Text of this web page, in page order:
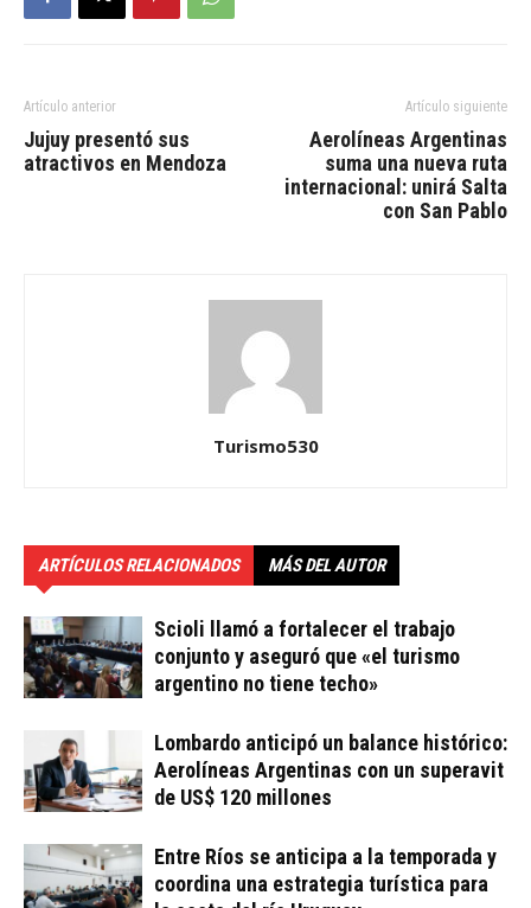
Artículo anterior
Jujuy presentó sus
atractivos en Mendoza
Artículo siguiente
Aerolíneas Argentinas
suma una nueva ruta
internacional: unirá Salta
con San Pablo
Turismo530
ARTÍCULOS RELACIONADOS MÁS DEL AUTOR
Scioli llamó a fortalecer el trabajo
conjunto y aseguró que «el turismo
argentino no tiene techo»
Lombardo anticipó un balance histórico:
Aerolíneas Argentinas con un superavit
de US$ 120 millones
Entre Ríos se anticipa a la temporada y
coordina una estrategia turística para